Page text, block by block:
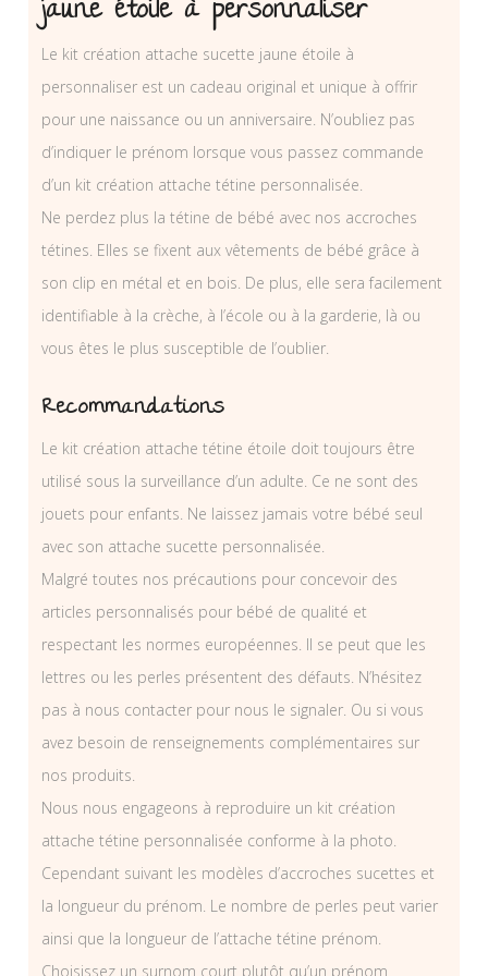
jaune étoile à personnaliser
Le kit création attache sucette jaune étoile à
personnaliser est un cadeau original et unique à offrir
pour une naissance ou un anniversaire. N’oubliez pas
d’indiquer le prénom lorsque vous passez commande
d’un kit création attache tétine personnalisée.
Ne perdez plus la tétine de bébé avec nos accroches
tétines. Elles se fixent aux vêtements de bébé grâce à
son clip en métal et en bois. De plus, elle sera facilement
identifiable à la crèche, à l’école ou à la garderie, là ou
vous êtes le plus susceptible de l’oublier.
Recommandations
Le kit création attache tétine étoile doit toujours être
utilisé sous la surveillance d’un adulte. Ce ne sont des
jouets pour enfants. Ne laissez jamais votre bébé seul
avec son attache sucette personnalisée.
Malgré toutes nos précautions pour concevoir des
articles personnalisés pour bébé de qualité et
respectant les normes européennes. Il se peut que les
lettres ou les perles présentent des défauts. N’hésitez
pas à nous contacter pour nous le signaler. Ou si vous
avez besoin de renseignements complémentaires sur
nos produits.
Nous nous engageons à reproduire un kit création
attache tétine personnalisée conforme à la photo.
Cependant suivant les modèles d’accroches sucettes et
la longueur du prénom. Le nombre de perles peut varier
ainsi que la longueur de l’attache tétine prénom.
Choisissez un surnom court plutôt qu’un prénom